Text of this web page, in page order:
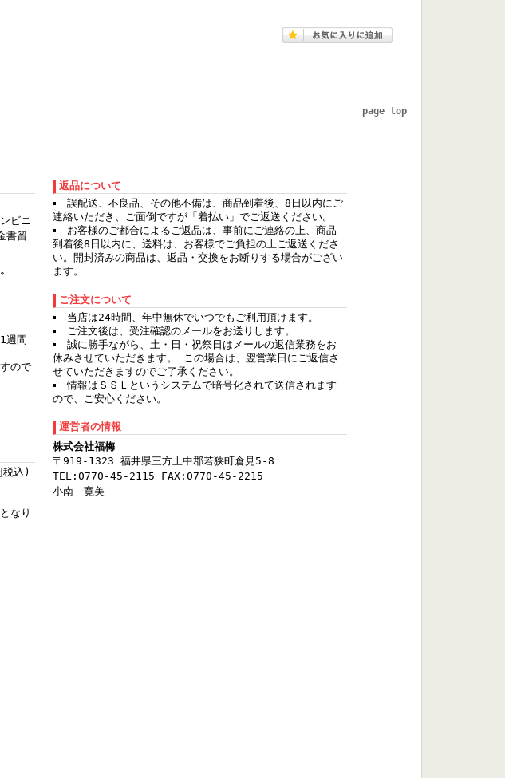
page top
ビニ
書留
週間
ので
税込)
なり
返品について
誤配送、不良品、その他不備は、商品到着後、8日以内にご
連絡いただき、ご面倒ですが「着払い」でご返送ください。
お客様のご都合によるご返品は、事前にご連絡の上、商品
到着後8日以内に、送料は、お客様でご負担の上ご返送くださ
い。開封済みの商品は、返品・交換をお断りする場合がござい
ます。
ご注文について
当店は24時間、年中無休でいつでもご利用頂けます。
ご注文後は、受注確認のメールをお送りします。
誠に勝手ながら、土・日・祝祭日はメールの返信業務をお
休みさせていただきます。 この場合は、翌営業日にご返信さ
せていただきますのでご了承ください。
情報はＳＳＬというシステムで暗号化されて送信されます
ので、ご安心ください。
運営者の情報
株式会社福梅
〒919-1323 福井県三方上中郡若狭町倉見5-8
TEL:0770-45-2115 FAX:0770-45-2215
小南 寛美